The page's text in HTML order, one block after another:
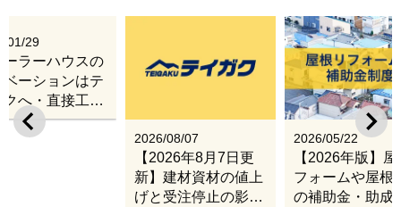
2026/08/07
【2026年8月7日更
新】建材資材の値上
げと受注停止の影響
2026/05/22
【2026年版】
フォームや屋根
の補助金・助成
01/29
ーラーハウスの
ベーションはテ
クへ・直接工事
張改修サービス